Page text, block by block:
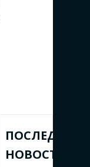
ПОСЛЕДНИЕ
НОВОСТИ